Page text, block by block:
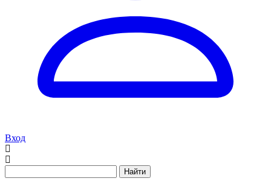
Вход
Найти